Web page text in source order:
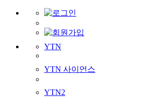
YTN
YTN 사이언스
YTN2